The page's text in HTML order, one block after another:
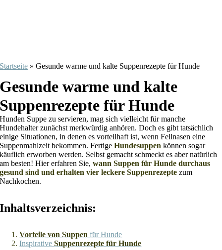
Startseite »Gesunde warme und kalte Suppenrezepte für Hunde
Gesunde warme und kalte
Suppenrezepte für Hunde
Hunden Suppe zu servieren, mag sich vielleicht für manche
Hundehalter zunächst merkwürdig anhören. Doch es gibt tatsächlich
einige Situationen, in denen es vorteilhaft ist, wenn Fellnasen eine
Suppenmahlzeit bekommen. FertigeHundesuppen können sogar
käuflich erworben werden. Selbst gemacht schmeckt es aber natürlich
am besten! Hier erfahren Sie,wann Suppen für Hunde durchaus
gesund sind und erhalten vier leckere Suppenrezepte zum
Nachkochen.
Inhaltsverzeichnis:
Vorteile von Suppen für Hunde
InspirativeSuppenrezepte für Hunde